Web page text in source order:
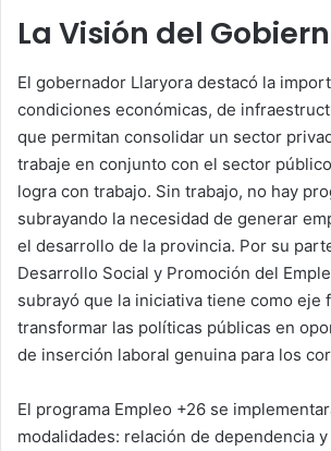
La Visión del
El gobernador Llaryora destacó la
condiciones económicas, de
que permitan consolidar un sector
trabaje en conjunto con el sector
logra con trabajo. Sin trabajo, no hay
subrayando la necesidad de generar
el desarrollo de la provincia. Por su
Desarrollo Social y Promoción del
subrayó que la iniciativa tiene como eje
transformar las políticas públicas en
de inserción laboral genuina para los
El programa Empleo +26 se
modalidades: relación de dependencia